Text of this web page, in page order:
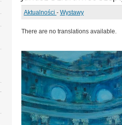
Aktualności - Wystawy
There are no translations available.